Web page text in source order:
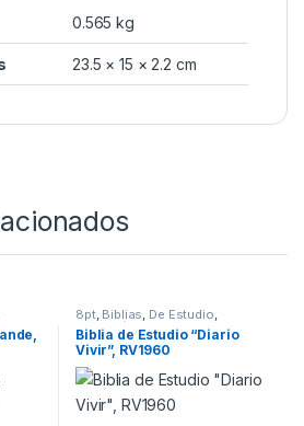
0.565 kg
23.5 × 15 × 2.2 cm
8pt, Biblias, De Estudio,
Migración ,Reina Valera 1960
Tamaño Grande,Tapa Dura
Biblia de Estudio “Diario
Vivir”, RV1960